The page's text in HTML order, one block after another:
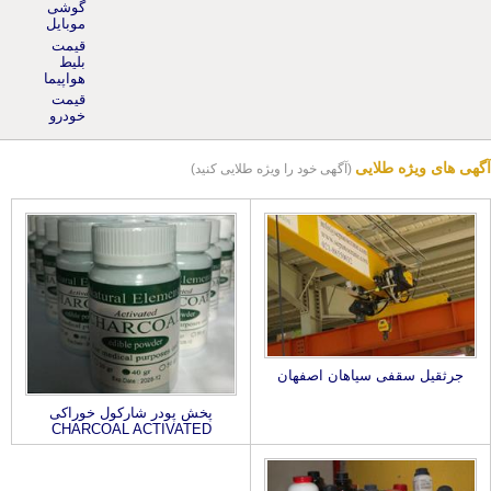
موبایل
قیمت
بلیط
هواپیما
قیمت
خودرو
آگهی های ویژه طلایی (آگهی خود را ویژه طلایی کنید)
جرثقیل سقفی سپاهان اصفهان
پخش پودر شارکول خوراکی
CHARCOAL ACTIVATED